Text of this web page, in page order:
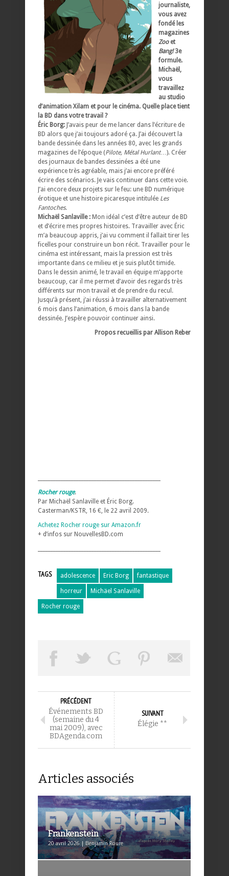
journaliste,
vous avez
fondé les
magazines
Zooet
Bang!3e
formule.
Michaël,
vous
travaillez
au studio
d’animation Xilam et pour le cinéma. Quelle place tient
la BD dans votre travail ?
Éric Borg: J’avais peur de me lancer dans l’écriture de
BD alors que j’ai toujours adoré ça. J’ai découvert la
bande dessinée dans les années 80, avec les grands
magazines de l’époque (Pilote, Métal Hurlant…). Créer
des journaux de bandes dessinées a été une
expérience très agréable, mais j’ai encore préféré
écrire des scénarios. Je vais continuer dans cette voie.
J’ai encore deux projets sur le feu: une BD numérique
érotique et une histoire picaresque intitulée Les
Fantoches.
Michaël Sanlaville : Mon idéal c’est d’être auteur de BD
et d’écrire mes propres histoires. Travailler avec Éric
m’a beaucoup appris, j’ai vu comment il fallait tirer les
ficelles pour construire un bon récit. Travailler pour le
cinéma est intéressant, mais la pression est très
importante dans ce milieu et je suis plutôt timide.
Dans le dessin animé, le travail en équipe m’apporte
beaucoup, car il me permet d’avoir des regards très
différents sur mon travail et de prendre du recul.
Jusqu’à présent, j’ai réussi à travailler alternativement
6 mois dans l’animation, 6 mois dans la bande
dessinée. J’espère pouvoir continuer ainsi.
Propos recueillis par Allison Reber
Rocher rouge.
Par Michaël Sanlaville et Éric Borg.
Casterman/KSTR, 16 €, le 22 avril 2009.
Achetez Rocher rouge sur Amazon.fr
+ d’infos sur NouvellesBD.com
TAGS adolescence Eric Borg fantastique
horreur Michäel Sanlaville
Rocher rouge
PRÉCÉDENT
Événements BD
(semaine du 4
mai 2009), avec
BDAgenda.com
SUIVANT
Élégie **
Articles associés
Frankenstein
20 avril 2026 | Benjamin Roure